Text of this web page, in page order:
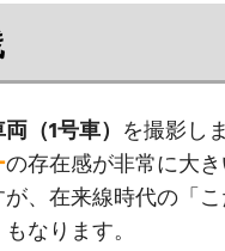
（1号車） を撮影し
の存在感が非常に大き
、在来線時代の「
なります。